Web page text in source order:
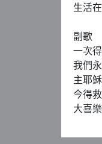
生活
副歌
一次
我們
主耶
今得
大喜